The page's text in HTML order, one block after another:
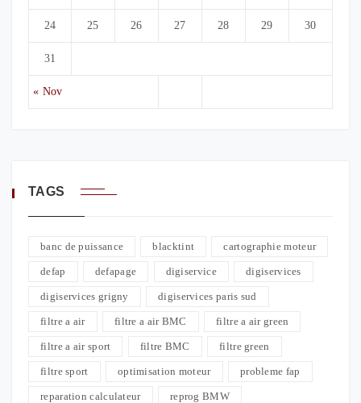
« Nov
24 25 26 27 28 29 30
31
TAGS
banc de puissance blacktint cartographie moteur
defap defapage digiservice digiservices
digiservices grigny digiservices paris sud
filtre a air filtre a air BMC filtre a air green
filtre a air sport filtre BMC filtre green
filtre sport optimisation moteur probleme fap
reparation calculateur reprog BMW